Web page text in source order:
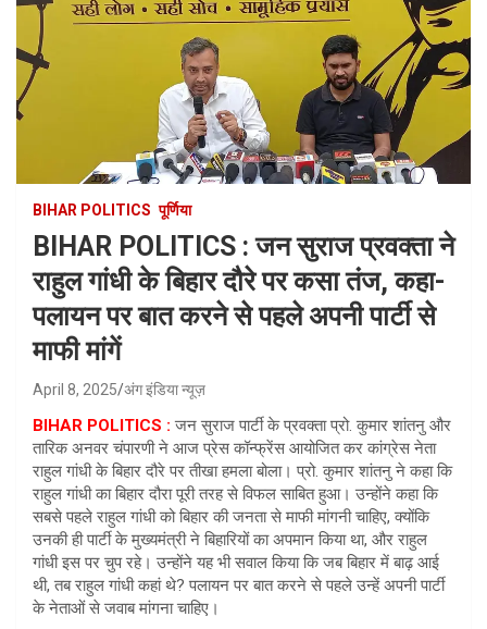
BIHAR POLITICS पूर्णिया
BIHAR POLITICS : जन सुराज प्रवक्ता ने
राहुल गांधी के बिहार दौरे पर कसा तंज, कहा-
पलायन पर बात करने से पहले अपनी पार्टी से
माफी मांगें
April 8, 2025 अंग इंडिया न्यूज़
BIHAR POLITICS : जन सुराज पार्टी के प्रवक्ता प्रो. कुमार शांतनु और
तारिक अनवर चंपारणी ने आज प्रेस कॉन्फ्रेंस आयोजित कर कांग्रेस नेता
राहुल गांधी के बिहार दौरे पर तीखा हमला बोला। प्रो. कुमार शांतनु ने कहा कि
राहुल गांधी का बिहार दौरा पूरी तरह से विफल साबित हुआ। उन्होंने कहा कि
सबसे पहले राहुल गांधी को बिहार की जनता से माफी मांगनी चाहिए, क्योंकि
उनकी ही पार्टी के मुख्यमंत्री ने बिहारियों का अपमान किया था, और राहुल
गांधी इस पर चुप रहे। उन्होंने यह भी सवाल किया कि जब बिहार में बाढ़ आई
थी, तब राहुल गांधी कहां थे? पलायन पर बात करने से पहले उन्हें अपनी पार्टी
के नेताओं से जवाब मांगना चाहिए।